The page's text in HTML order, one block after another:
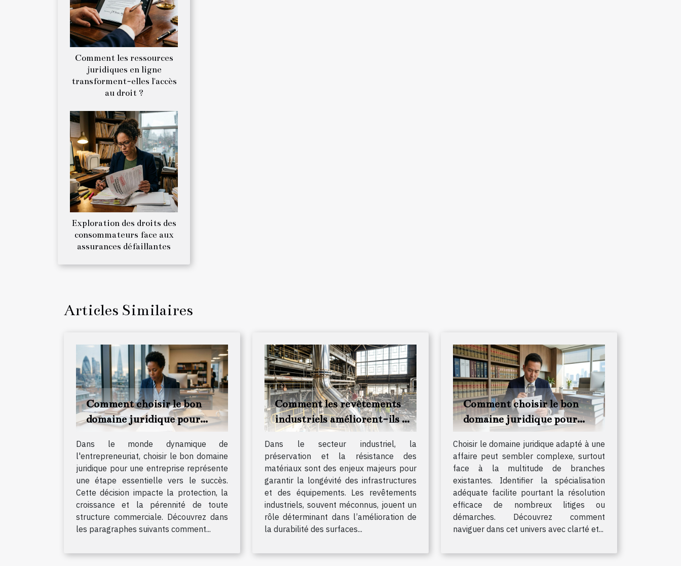
Comment les ressources
juridiques en ligne
transforment-elles l'accès
au droit ?
Exploration des droits des
consommateurs face aux
assurances défaillantes
Articles Similaires
Comment choisir le bon
domaine juridique pour
Dans le monde dynamique de
l'entrepreneuriat, choisir le bon domaine
juridique pour une entreprise représente
une étape essentielle vers le succès.
Cette décision impacte la protection, la
croissance et la pérennité de toute
structure commerciale. Découvrez dans
les paragraphes suivants comment...
Comment les revêtements
industriels améliorent-ils la
durabilité des matériaux ?
Dans le secteur industriel, la
préservation et la résistance des
matériaux sont des enjeux majeurs pour
garantir la longévité des infrastructures
et des équipements. Les revêtements
industriels, souvent méconnus, jouent un
rôle déterminant dans l’amélioration de
la durabilité des surfaces...
Comment choisir le bon
domaine juridique pour
votre affaire ?
Choisir le domaine juridique adapté à une
affaire peut sembler complexe, surtout
face à la multitude de branches
existantes. Identifier la spécialisation
adéquate facilite pourtant la résolution
efficace de nombreux litiges ou
démarches. Découvrez comment
naviguer dans cet univers avec clarté et...